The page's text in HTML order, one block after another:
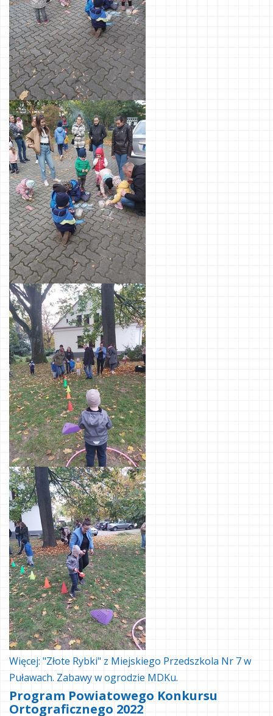
Więcej: "Złote Rybki" z Miejskiego Przedszkola Nr 7 w
Puławach. Zabawy w ogrodzie MDKu.
Program Powiatowego Konkursu
Ortograficznego 2022